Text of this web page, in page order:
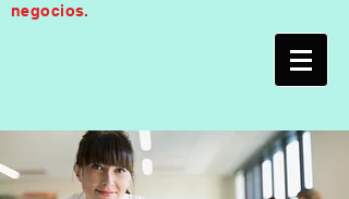
negocios.